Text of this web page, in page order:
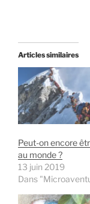
Articles similaires
Peut-on encore
au monde ?
13 juin 2019
Dans